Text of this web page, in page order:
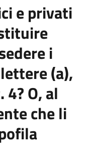
e privati
i
(a),
O, al
che li